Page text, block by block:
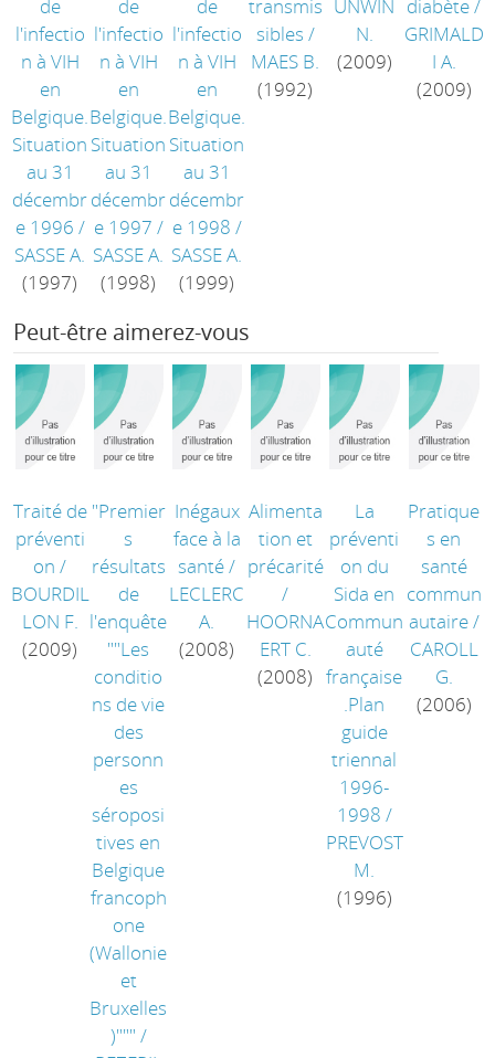
de
l'infectio
n à VIH
en
Belgique.
Situation
au 31
décembr
e 1996 /
SASSE A.
(1997)
de
l'infectio
n à VIH
en
Belgique.
Situation
au 31
décembr
e 1997 /
SASSE A.
(1998)
de
l'infectio
n à VIH
en
Belgique.
Situation
au 31
décembr
e 1998 /
SASSE A.
(1999)
transmis
sibles /
MAES B.
(1992)
UNWIN
N.
(2009)
diabète/
GRIMALD
I A.
(2009)
Peut-être aimerez-vous
Traité de
préventi
on /
BOURDIL
LON F.
(2009)
"Premier
s
résultats
de
l'enquête
""Les
conditio
ns de vie
des
personn
es
séroposi
tives en
Belgique
francoph
one
(Wallonie
et
Bruxelles
)""" /
Inégaux
face à la
santé/
LECLERC
A.
(2008)
Alimenta
tion et
précarité
/
HOORNA
ERT C.
(2008)
La
préventi
on du
Sida en
Commun
auté
française
.Plan
guide
triennal
1996-
1998 /
PREVOST
M.
(1996)
Pratique
s en
santé
commun
autaire/
CAROLL
G.
(2006)